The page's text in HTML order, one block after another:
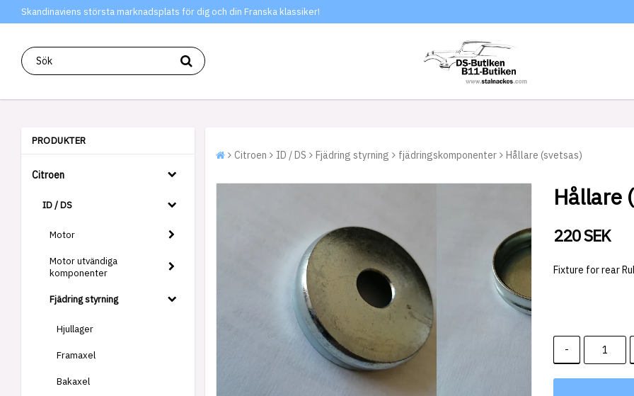
Skandinaviens största marknadsplats för dig och din Franska klassiker!
PRODUKTER
Citroen
ID / DS
Motor
Motor utvändiga
komponenter
Fjädring styrning
Hjullager
Framaxel
Bakaxel
Citroen ID / DS Fjädring styrning fjädringskomponenter Hållare (svetsas)
Hållare
220 SEK
Fixture for rear
-